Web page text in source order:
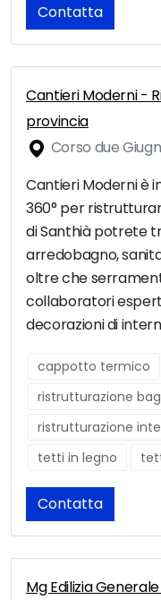
Contatta
Cantieri Moderni -
provincia
Corso due
Cantieri Moderni è
360° per
di Santhià potrete
arredobagno,
oltre che
collaboratori
decorazioni di
cappotto termico
ristrutturazione
ristrutturazione
tetti in legno
Contatta
Mg Edilizia